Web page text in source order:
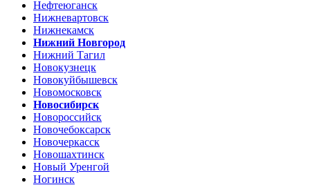
Нефтеюганск
Нижневартовск
Нижнекамск
Нижний Новгород
Нижний Тагил
Новокузнецк
Новокуйбышевск
Новомосковск
Новосибирск
Новороссийск
Новочебоксарск
Новочеркасск
Новошахтинск
Новый Уренгой
Ногинск